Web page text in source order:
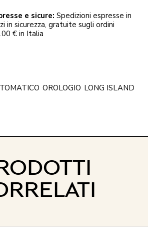
e sicure: Spedizioni espresse in
in sicurezza, gratuite sugli ordini
€ in Italia
OROLOGIO LONG ISLAND